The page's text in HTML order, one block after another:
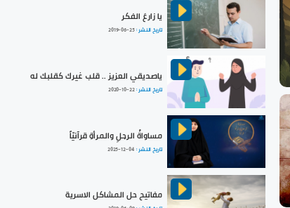
يا زارعَ الفكر
تاريخ النشر :2019-06-25
ياصديقي العزيز .. قلب غيرك كقلبك له
تاريخ النشر :2020-10-22
مساواةُ الرجلِ والمرأةِ قرآنيّاً
تاريخ النشر : 2025-12-04
مفاتيح حل المشاكل الاسرية